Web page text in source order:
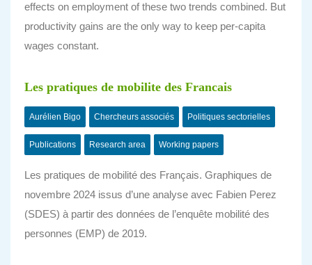
effects on employment of these two trends combined. But
productivity gains are the only way to keep per-capita
wages constant.
Les pratiques de mobilite des Francais
Aurélien Bigo Chercheurs associés Politiques sectorielles
Publications Research area Working papers
Les pratiques de mobilité des Français. Graphiques de
novembre 2024 issus d’une analyse avec Fabien Perez
(SDES) à partir des données de l’enquête mobilité des
personnes (EMP) de 2019.